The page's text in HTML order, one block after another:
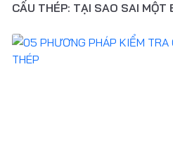
CẤU THÉP: TẠI SAO SAI MỘT